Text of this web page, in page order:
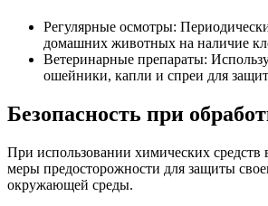
Регулярные осмотры:
домашних животных на наличие
Ветеринарные препараты:
ошейники, капли и спреи для
Безопасность при
При использовании химических средств
меры предосторожности для защиты
окружающей среды.